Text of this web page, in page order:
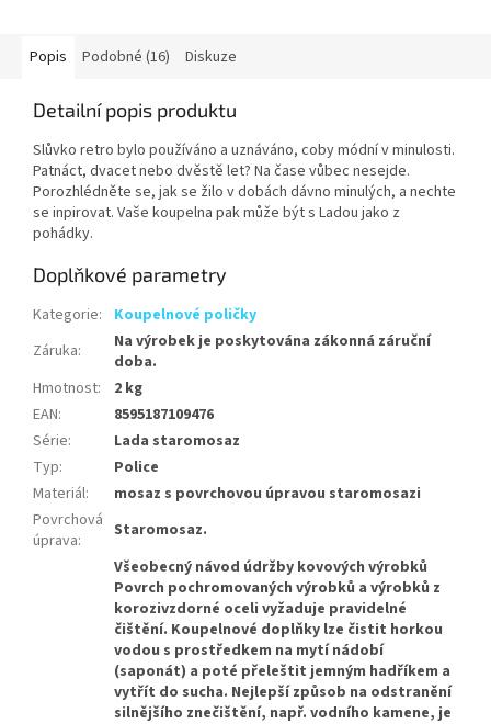
Popis Podobné (16) Diskuze
Detailní popis produktu
Slůvko retro bylo používáno a uznáváno, coby módní v minulosti.
Patnáct, dvacet nebo dvěstě let? Na čase vůbec nesejde.
Porozhlédněte se, jak se žilo v dobách dávno minulých, a nechte
se inpirovat. Vaše koupelna pak může být s Ladou jako z
pohádky.
Doplňkové parametry
Kategorie:
Koupelnové poličky
Záruka:
Na výrobek je poskytována zákonná záruční
doba.
Hmotnost:
2 kg
EAN:
8595187109476
Série:
Lada staromosaz
Typ:
Police
Materiál:
mosaz s povrchovou úpravou staromosazi
Povrchová
úprava:
Staromosaz.
Všeobecný návod údržby kovových výrobků
Povrch pochromovaných výrobků a výrobků z
korozivzdorné oceli vyžaduje pravidelné
čištění. Koupelnové doplňky lze čistit horkou
vodou s prostředkem na mytí nádobí
(saponát) a poté přeleštit jemným hadříkem a
vytřít do sucha. Nejlepší způsob na odstranění
silnějšího znečištění, např. vodního kamene, je